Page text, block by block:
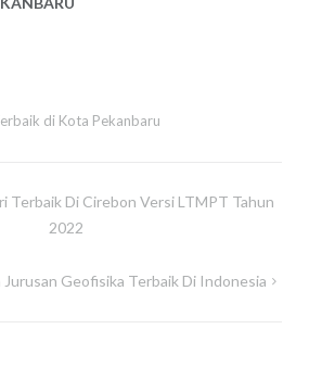
di Kota Pekanbaru
Terbaik Di Cirebon Versi LTMPT Tahun
2022
Geofisika Terbaik Di Indonesia